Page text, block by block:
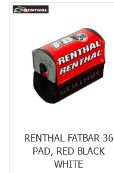
RENTHAL FATBAR 36
PAD, RED BLACK
WHITE